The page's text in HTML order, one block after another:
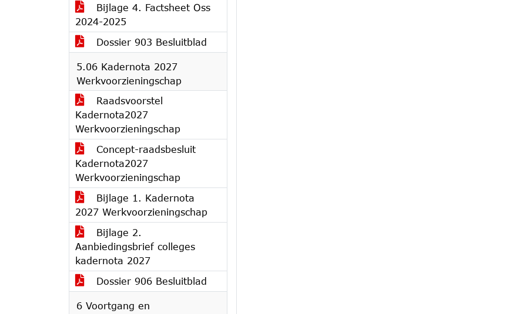
Bijlage 4. Factsheet Oss
2024-2025
Dossier 903 Besluitblad
5.06 Kadernota 2027
Werkvoorzieningschap
Raadsvoorstel
Kadernota2027
Werkvoorzieningschap
Concept-raadsbesluit
Kadernota2027
Werkvoorzieningschap
Bijlage 1. Kadernota
2027 Werkvoorzieningschap
Bijlage 2.
Aanbiedingsbrief colleges
kadernota 2027
Dossier 906 Besluitblad
6 Voortgang en